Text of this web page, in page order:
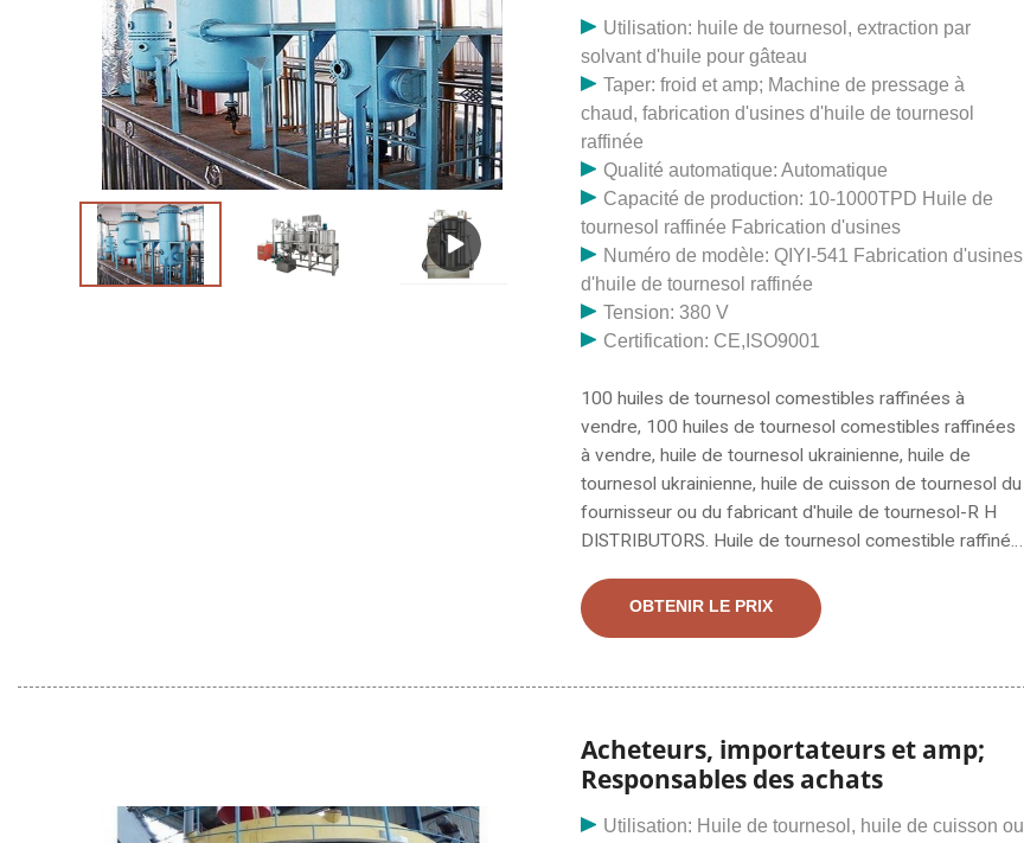
Utilisation: huile de tournesol, extraction par
solvant d'huile pour gâteau
Taper: froid et amp; Machine de pressage à
chaud, fabrication d'usines d'huile de tournesol
raffinée
Qualité automatique: Automatique
Capacité de production: 10-1000TPD Huile de
tournesol raffinée Fabrication d'usines
Numéro de modèle: QIYI-541 Fabrication d'usines
d'huile de tournesol raffinée
Tension: 380 V
Certification: CE,ISO9001
100 huiles de tournesol comestibles raffinées à
vendre, 100 huiles de tournesol comestibles raffinées
à vendre, huile de tournesol ukrainienne, huile de
tournesol ukrainienne, huile de cuisson de tournesol du
fournisseur ou du fabricant d'huile de tournesol-R H
DISTRIBUTORS. Huile de tournesol comestible raffinée
d'huile de colza, d'huile d'olive, d'huile de tournesol,
d'huile de soja, d'huile de jatropha, d'huile de canola,
cuisson végétale usagée. Nous avons besoin
OBTENIR LE PRIX
Acheteurs, importateurs et amp;
Responsables des achats
Utilisation: Huile de tournesol, huile de cuisson ou